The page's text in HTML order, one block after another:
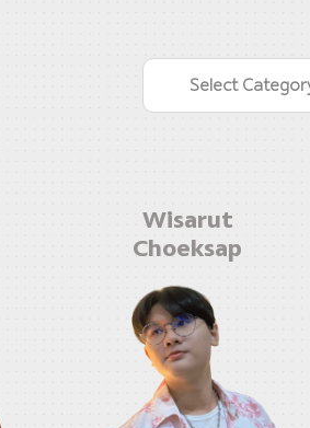
Select
Wisarut
Choeksap